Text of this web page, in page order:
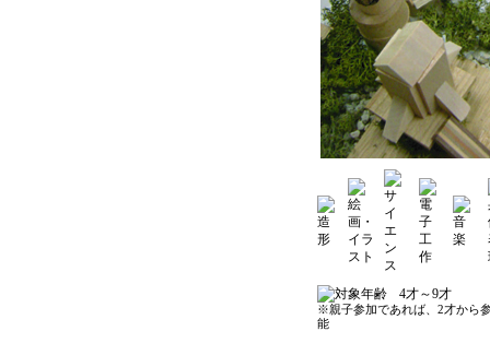
4才～9才
※親子参加であれば、2才から
能